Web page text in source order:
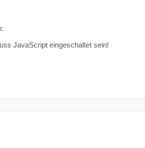
JavaScript eingeschaltet sein!